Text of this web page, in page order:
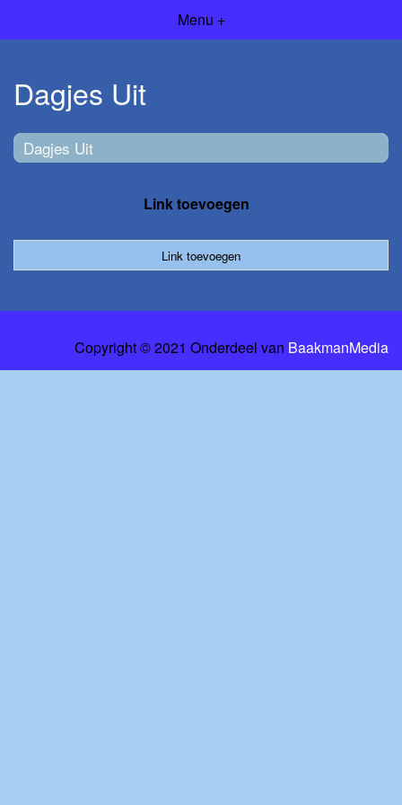
Menu +
Dagjes Uit
Dagjes Uit
Link toevoegen
Link toevoegen
Copyright © 2021 Onderdeel van BaakmanMedia